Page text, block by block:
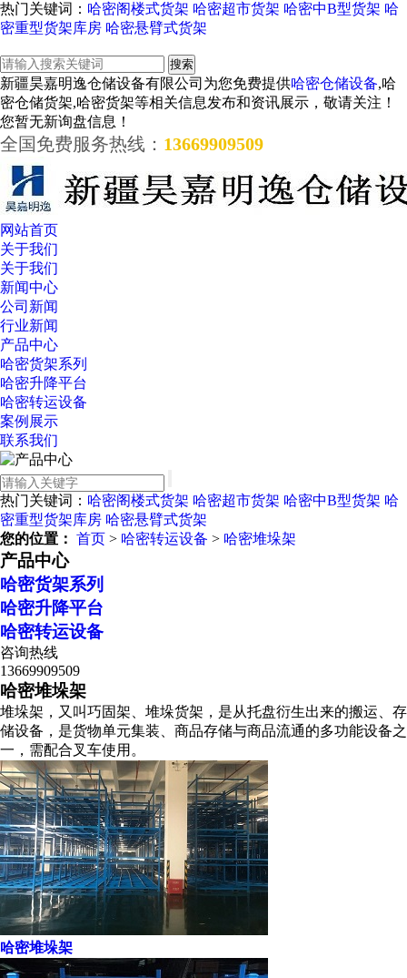
热门关键词： 哈密阁楼式货架 哈密超市货架 哈密中B型货架 哈
密重型货架库房 哈密悬臂式货架
新疆昊嘉明逸仓储设备有限公司为您免费提供哈密仓储设备,哈
密仓储货架,哈密货架等相关信息发布和资讯展示，敬请关注！
您暂无新询盘信息！
全国免费服务热线： 13669909509
网站首页
关于我们
关于我们
新闻中心
公司新闻
行业新闻
产品中心
哈密货架系列
哈密升降平台
哈密转运设备
案例展示
联系我们
热门关键词： 哈密阁楼式货架 哈密超市货架 哈密中B型货架 哈
密重型货架库房 哈密悬臂式货架
您的位置： 首页 > 哈密转运设备 > 哈密堆垛架
产品中心
哈密货架系列
哈密升降平台
哈密转运设备
咨询热线
13669909509
哈密堆垛架
堆垛架，又叫巧固架、堆垛货架，是从托盘衍生出来的搬运、存
储设备，是货物单元集装、商品存储与商品流通的多功能设备之
一，需配合叉车使用。
哈密堆垛架